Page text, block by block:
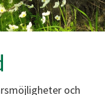
och